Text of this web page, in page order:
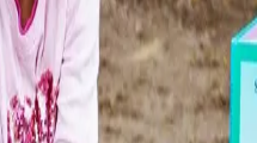
ut med stort hell i
år. Boka byr på en
mange gode råd og